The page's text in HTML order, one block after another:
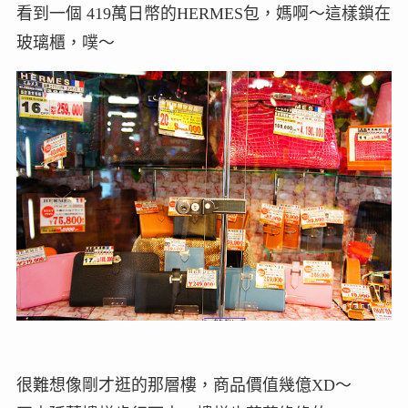
看到一個 419萬日幣的HERMES包，媽啊～這樣鎖在
玻璃櫃，噗～
很難想像剛才逛的那層樓，商品價值幾億XD～